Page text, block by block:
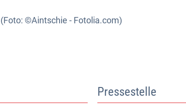
(Foto: ©Aintschie - Fotolia.com)
Pressestelle